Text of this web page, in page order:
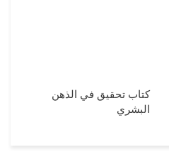
كتاب تحقيق في الذهن
البشري